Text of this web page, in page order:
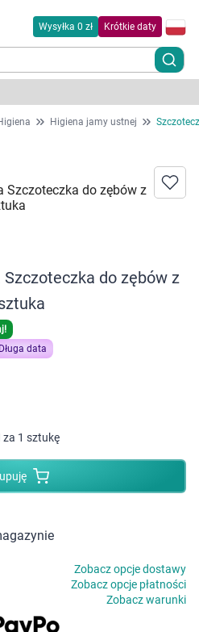
Wysyłka 0 zł Krótkie daty
Higiena jamy ustnej
Szczoteczka do zębów z
Długa data
za 1 sztukę
Zobacz opcje dostawy
Zobacz opcje płatności
Zobacz warunki